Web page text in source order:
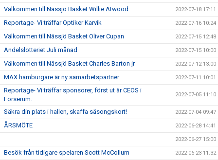
Välkommen till Nässjö Basket Willie Atwood 2022-07-18 17:11
Reportage- Vi träffar Optiker Karvik 2022-07-16 10:24
Välkommen till Nässjö Basket Oliver Cupan 2022-07-15 12:48
Andelslotteriet Juli månad 2022-07-15 10:00
Välkommen till Nässjö Basket Charles Barton jr 2022-07-12 13:00
MAX hamburgare är ny samarbetspartner 2022-07-11 10:01
Reportage- Vi träffar sponsorer, först ut är CEOS i
Forserum.
2022-07-05 11:10
Säkra din plats i hallen, skaffa säsongskort! 2022-07-04 09:47
ÅRSMÖTE 2022-06-28 14:41
2022-06-27 15:00
Besök från tidigare spelaren Scott McCollum 2022-06-23 11:32